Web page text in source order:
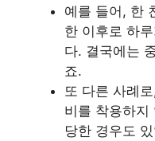
예를 들어, 한
한 이후로 하
다. 결국에는
죠.
또 다른 사례
비를 착용하지
당한 경우도